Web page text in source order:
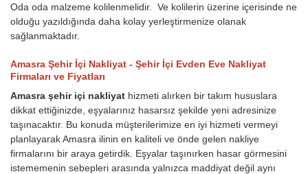
Oda oda malzeme kolilenmelidir. Ve kolilerin üzerine içerisinde ne
olduğu yazıldığında daha kolay yerleştirmenize olanak
sağlanmaktadır.
Amasra Şehir İçi Nakliyat - Şehir İçi Evden Eve Nakliyat
Firmaları ve Fiyatları
Amasra şehir içi nakliyat hizmeti alırken bir takım hususlara
dikkat ettiğinizde, eşyalarınız hasarsız şekilde yeni adresinize
taşınacaktır. Bu konuda müşterilerimize en iyi hizmeti vermeyi
planlayarak Amasra ilinin en kaliteli ve önde gelen nakliye
firmalarını bir araya getirdik. Eşyalar taşınırken hasar görmesini
istememenin sebepleri arasında yalnızca maddiyat değil aynı